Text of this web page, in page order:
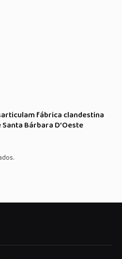
fábrica clandestina
Bárbara D’Oeste